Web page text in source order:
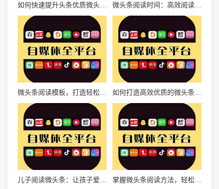
如何快速提升头条优质微头条阅读量，让内容更具吸引力 微头条阅读时间：高效阅读，发现生活中的小确幸
微头条阅读模板，打造轻松高效的阅读体验 如何打造高效优质的微头条阅读账号，提升影响力！
掌握微头条阅读方法，轻松获取信息